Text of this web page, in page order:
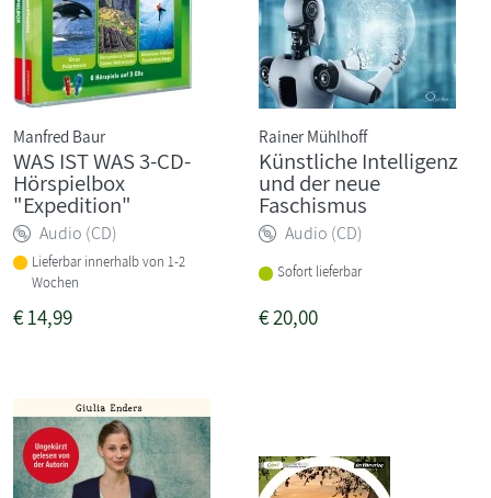
Manfred Baur
WAS IST WAS 3-CD-
Hörspielbox
"Expedition"
Audio (CD)
Lieferbar innerhalb von 1-2
Wochen
€14,99
Rainer Mühlhoff
Künstliche Intelligenz
und der neue
Faschismus
Audio (CD)
Sofort lieferbar
€20,00